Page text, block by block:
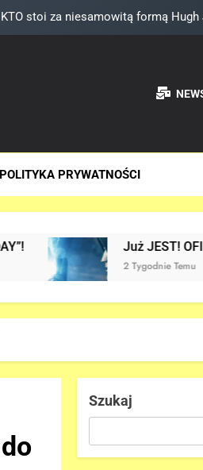
filmu „SPIDER-MAN: BRAND
się DRUGI TRAILER „AVENGERS:
„AVENGERS: ENDGAME ENCORE”
filmu „SPIDER-MAN: BRAND
POLITYKA PRYWATNOŚCI
JEST! OFICJALNY trailer filmu
2 Tygodnie Temu
Szukaj